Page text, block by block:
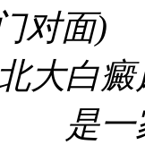
对面)
大白
是